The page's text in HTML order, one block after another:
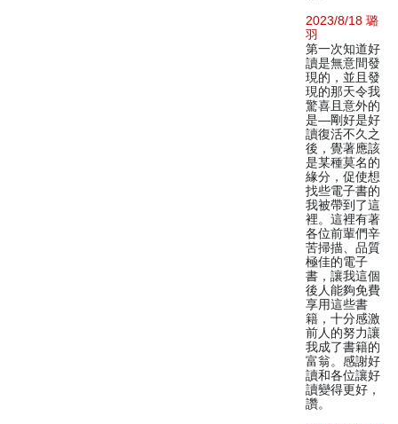
2023/8/18 璐
羽
第一次知道好
讀是無意間發
現的，並且發
現的那天令我
驚喜且意外的
是—剛好是好
讀復活不久之
後，覺著應該
是某種莫名的
緣分，促使想
找些電子書的
我被帶到了這
裡。這裡有著
各位前輩們辛
苦掃描、品質
極佳的電子
書，讓我這個
後人能夠免費
享用這些書
籍，十分感激
前人的努力讓
我成了書籍的
富翁。感謝好
讀和各位讓好
讀變得更好，
讚。